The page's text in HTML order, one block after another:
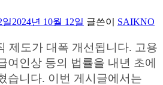
일2024년 10월 12일 글쓴이 SAIKNO
제도가 대폭 개선됩니다. 고용
여인상 등의 법률을 내년 초에
습니다. 이번 게시글에서는